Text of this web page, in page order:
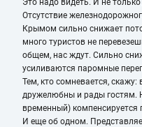
Это надо видеть. И не
Отсутствие
Крымом сильно снижает
много туристов не
общем, нас ждут. Сильно
усиливаются паромные
Тем, кто сомневается,
дружелюбны и рады гостям.
временный) компенсируется
И еще об одном.